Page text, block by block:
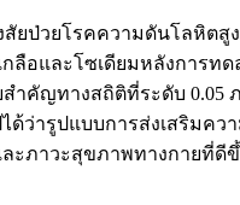
ยโรคความดันโลหิตสู
กลือและโซเดียมหลังการ
ำคัญทางสถิติที่ระดับ
ด้ว่ารูปแบบการส่งเสริ
ภาวะสุขภาพทางกายที่ดี